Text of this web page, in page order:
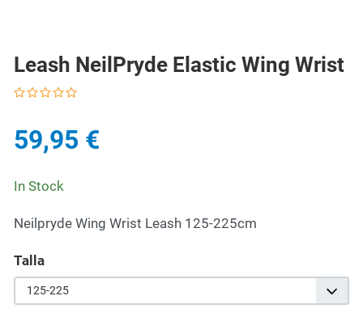
Leash NeilPryde Elastic Wing Wrist
59,95 €
In Stock
Neilpryde Wing Wrist Leash 125-225cm
Talla
125-225